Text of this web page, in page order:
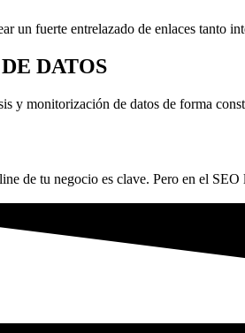
un fuerte entrelazado de enlaces tanto
DATOS
y monitorización de datos de forma
de tu negocio es clave. Pero en el